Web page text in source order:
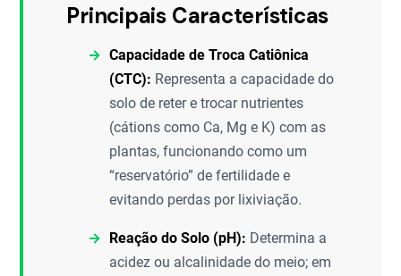
Principais Características
Capacidade de Troca Catiônica
(CTC): Representa a capacidade do
solo de reter e trocar nutrientes
(cátions como Ca, Mg e K) com as
plantas, funcionando como um
“reservatório” de fertilidade e
evitando perdas por lixiviação.
Reação do Solo (pH): Determina a
acidez ou alcalinidade do meio; em